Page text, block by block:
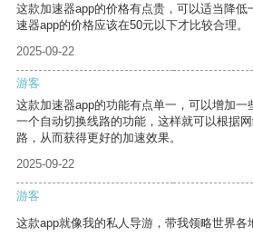
这款加速器app的价格有点贵，可以适当降低
速器app的价格应该在50元以下才比较合理。
2025-09-22
游客
这款加速器app的功能有点单一，可以增加一
一个自动切换线路的功能，这样就可以根据
路，从而获得更好的加速效果。
2025-09-22
游客
这款app就像我的私人导游，带我领略世界各